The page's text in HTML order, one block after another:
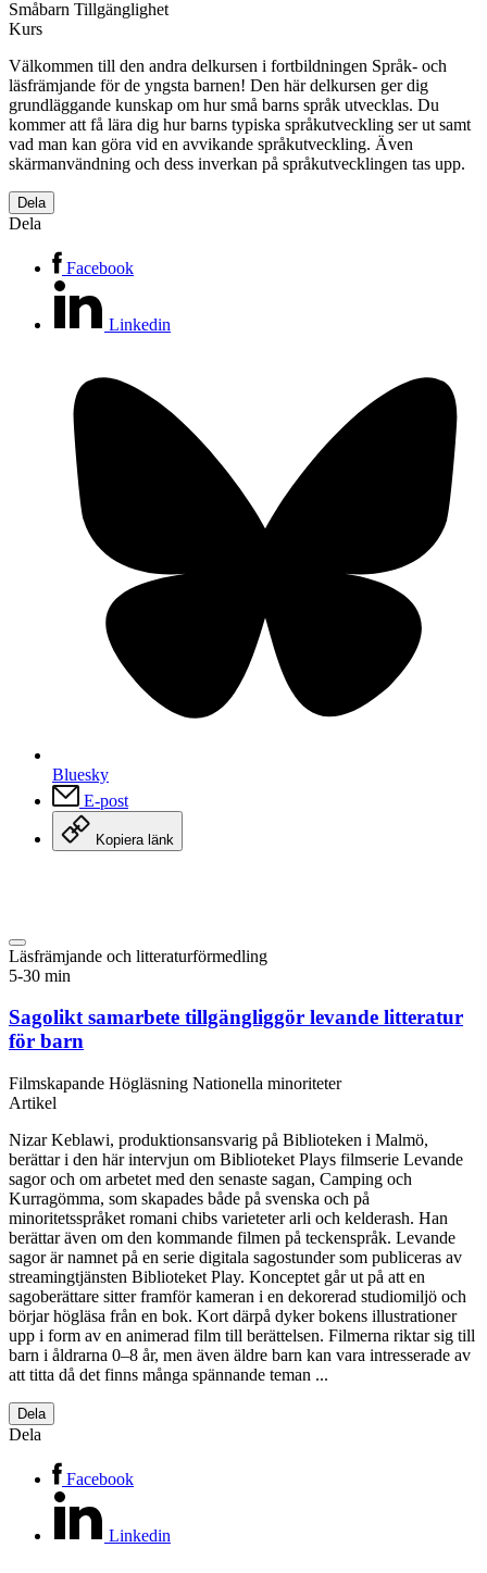
Småbarn Tillgänglighet
Kurs
Välkommen till den andra delkursen i fortbildningen Språk- och
läsfrämjande för de yngsta barnen! Den här delkursen ger dig
grundläggande kunskap om hur små barns språk utvecklas. Du
kommer att få lära dig hur barns typiska språkutveckling ser ut samt
vad man kan göra vid en avvikande språkutveckling. Även
skärmanvändning och dess inverkan på språkutvecklingen tas upp.
Dela
Dela
Facebook
Linkedin
Bluesky
E-post
Kopiera länk
Läsfrämjande och litteraturförmedling
5-30 min
Sagolikt samarbete tillgängliggör levande litteratur
för barn
Filmskapande Högläsning Nationella minoriteter
Artikel
Nizar Keblawi, produktionsansvarig på Biblioteken i Malmö,
berättar i den här intervjun om Biblioteket Plays filmserie Levande
sagor och om arbetet med den senaste sagan, Camping och
Kurragömma, som skapades både på svenska och på
minoritetsspråket romani chibs varieteter arli och kelderash. Han
berättar även om den kommande filmen på teckenspråk. Levande
sagor är namnet på en serie digitala sagostunder som publiceras av
streamingtjänsten Biblioteket Play. Konceptet går ut på att en
sagoberättare sitter framför kameran i en dekorerad studiomiljö och
börjar högläsa från en bok. Kort därpå dyker bokens illustrationer
upp i form av en animerad film till berättelsen. Filmerna riktar sig till
barn i åldrarna 0–8 år, men även äldre barn kan vara intresserade av
att titta då det finns många spännande teman ...
Dela
Dela
Facebook
Linkedin